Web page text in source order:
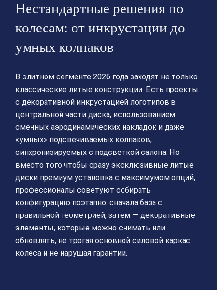
Нестандартные решения по
колесам: от инкрустации до
умных колпаков
В элитном сегменте 2026 года заходят не только
классические литые конструкции. Есть проекты
с декоративной инкрустацией логотипов в
центральной части диска, использованием
сменных аэродинамических накладок и даже
«умных» подсвечиваемых колпаков,
синхронизируемых с подсветкой салона. Но
вместо того чтобы сразу эксклюзивные литые
диски премиум установка с максимумом опций,
профессионалы советуют собирать
конфигурацию поэтапно: сначала база с
правильной геометрией, затем — декоративные
элементы, которые можно снимать или
обновлять, не трогая основной силовой каркас
колеса и не нарушая гарантии.